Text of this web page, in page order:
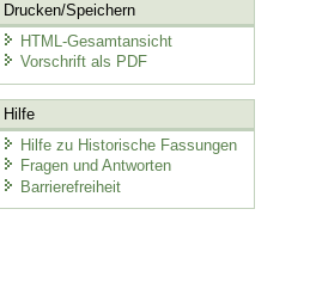
Drucken/Speichern
HTML-Gesamtansicht
Vorschrift als PDF
Hilfe
Hilfe zu Historische Fassungen
Fragen und Antworten
Barrierefreiheit